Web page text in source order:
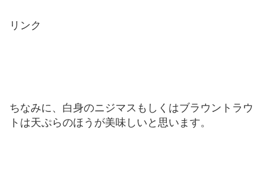
リンク
ちなみに、白身のニジマスもしくはブラウントラウ
トは天ぷらのほうが美味しいと思います。